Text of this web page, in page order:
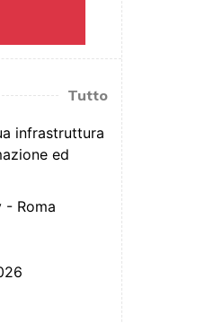
Tutto
infrastruttura
ed
- Roma